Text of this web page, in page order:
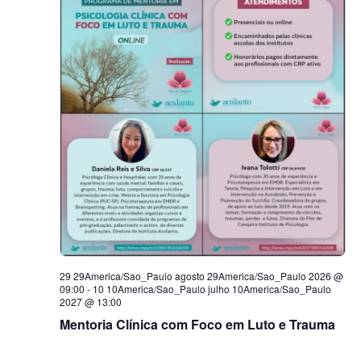
29 29America/Sao_Paulo agosto 29America/Sao_Paulo 2026 @
09:00 - 10 10America/Sao_Paulo julho 10America/Sao_Paulo
2027 @ 13:00
Mentoria Clínica com Foco em Luto e Trauma